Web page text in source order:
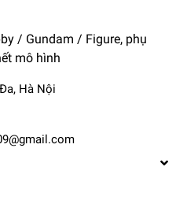
/ Gundam / Figure, phụ
mô hình
Hà Nội